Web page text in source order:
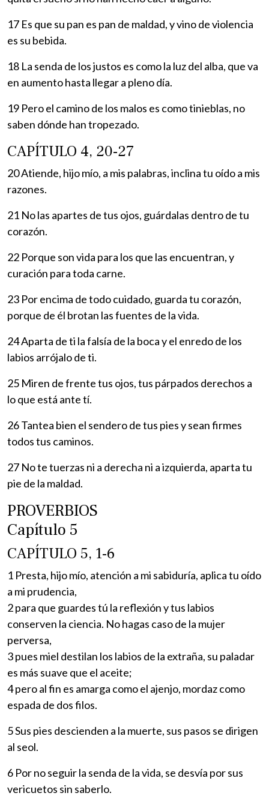
17 Es que su pan es pan de maldad, y vino de violencia
es su bebida.
18 La senda de los justos es como la luz del alba, que va
en aumento hasta llegar a pleno día.
19 Pero el camino de los malos es como tinieblas, no
saben dónde han tropezado.
CAPÍTULO 4, 20-27
20 Atiende, hijo mío, a mis palabras, inclina tu oído a mis
razones.
21 No las apartes de tus ojos, guárdalas dentro de tu
corazón.
22 Porque son vida para los que las encuentran, y
curación para toda carne.
23 Por encima de todo cuidado, guarda tu corazón,
porque de él brotan las fuentes de la vida.
24 Aparta de ti la falsía de la boca y el enredo de los
labios arrójalo de ti.
25 Miren de frente tus ojos, tus párpados derechos a
lo que está ante tí.
26 Tantea bien el sendero de tus pies y sean firmes
todos tus caminos.
27 No te tuerzas ni a derecha ni a izquierda, aparta tu
pie de la maldad.
PROVERBIOS
Capítulo 5
CAPÍTULO 5, 1-6
1 Presta, hijo mío, atención a mi sabiduría, aplica tu oído
a mi prudencia,
2 para que guardes tú la reflexión y tus labios
conserven la ciencia. No hagas caso de la mujer
perversa,
3 pues miel destilan los labios de la extraña, su paladar
es más suave que el aceite;
4 pero al fin es amarga como el ajenjo, mordaz como
espada de dos filos.
5 Sus pies descienden a la muerte, sus pasos se dirigen
al seol.
6 Por no seguir la senda de la vida, se desvía por sus
vericuetos sin saberlo.